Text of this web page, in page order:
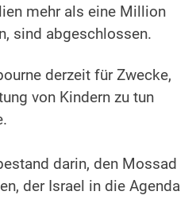
mehr als eine Million
sind abgeschlossen.
derzeit für Zwecke,
von Kindern zu tun
darin, den Mossad
der Israel in die Agenda